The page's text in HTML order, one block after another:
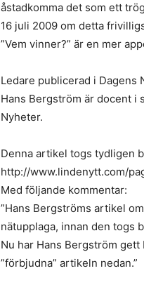
åstadkomma det som ett
16 juli 2009 om detta
”Vem vinner?” är en mer
Ledare publicerad i Dagens
Hans Bergström är docent i
Nyheter.
Denna artikel togs tydligen
http://www.lindenytt.com/
Med följande kommentar:
”Hans Bergströms artikel
nätupplaga, innan den togs
Nu har Hans Bergström
”förbjudna” artikeln nedan.”